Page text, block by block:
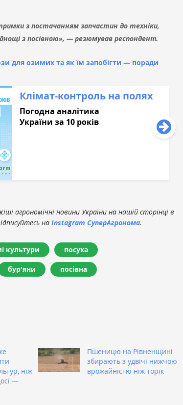
з постачанням запчастин до техніки,
з посівною», — резюмував респондент.
для озимих та як їм запобігти — поради
Клімат-контроль на полях
Погодна аналітика
України за 10 років
агрономічні новини України на нашій сторінці в
на Instagram СуперАгронома.
культури посуха
бур'яни посівна
ніж
—
Пшеницю на Рівненщині
збирають з удвічі нижчою
врожайністю ніж торік